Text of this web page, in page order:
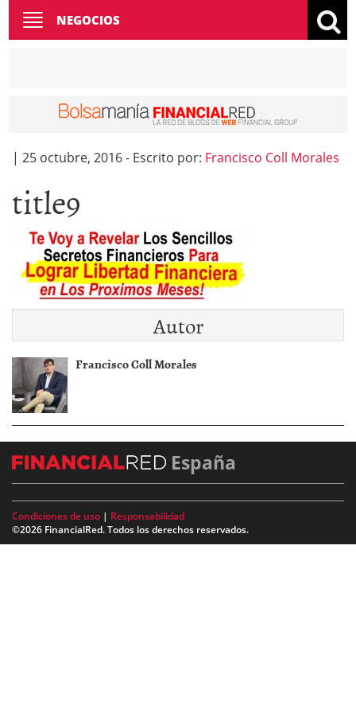
Toggle
navigation
NEGOCIOS
| 25 octubre, 2016- Escrito por: Francisco Coll Morales
title9
Autor
Francisco Coll Morales
España
Condiciones de uso | Responsabilidad
©2026 FinancialRed. Todos los derechos reservados.